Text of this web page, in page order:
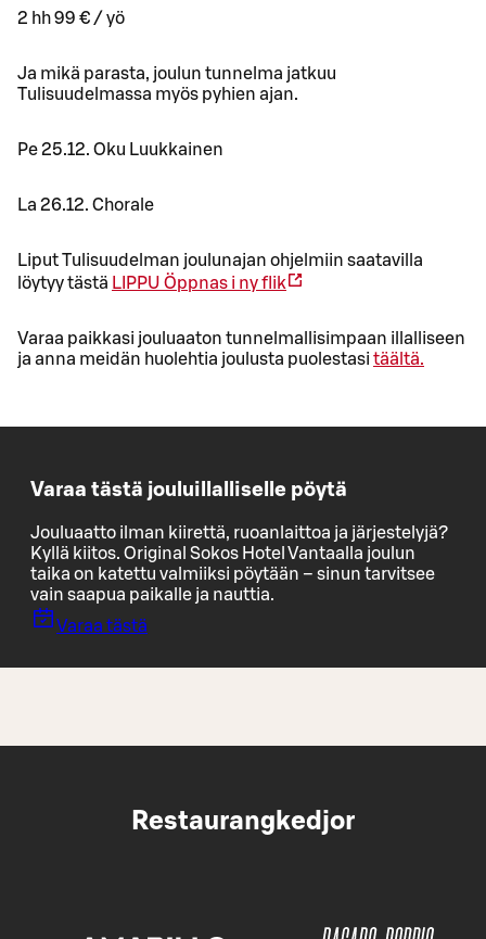
2 hh 99 € / yö
Ja mikä parasta, joulun tunnelma jatkuu
Tulisuudelmassa myös pyhien ajan.
Pe 25.12. Oku Luukkainen
La 26.12. Chorale
Liput Tulisuudelman joulunajan ohjelmiin saatavilla
löytyy tästä LIPPU Öppnas i ny flik
Varaa paikkasi jouluaaton tunnelmallisimpaan illalliseen
ja anna meidän huolehtia joulusta puolestasi täältä.
Varaa tästä jouluillalliselle pöytä
Jouluaatto ilman kiirettä, ruoanlaittoa ja järjestelyjä?
Kyllä kiitos. Original Sokos Hotel Vantaalla joulun
taika on katettu valmiiksi pöytään – sinun tarvitsee
vain saapua paikalle ja nauttia.
Varaa tästä
Restaurangkedjor